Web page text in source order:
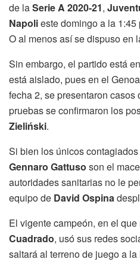
de laSerie A 2020-21,
Napolieste domingo a la
O al menos así se dispuso en
Sin embargo, el partido está
está aislado, pues en el
fecha 2, se presentaron casos
pruebas se confirmaron los
Zieliński.
Si bien los únicos
Gennaro Gattuso son el
autoridades sanitarias no le
equipo de David Ospina
El vigente campeón, en el
Cuadrado, usó sus redes
saltará al terreno de juego a